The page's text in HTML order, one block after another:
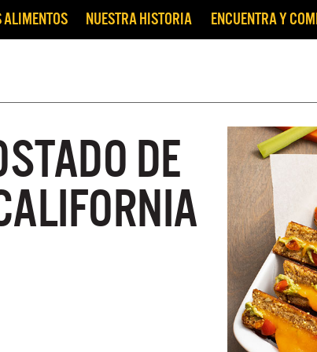
ALIMENTOS NUESTRA HISTORIA ENCUENTRA Y
DE